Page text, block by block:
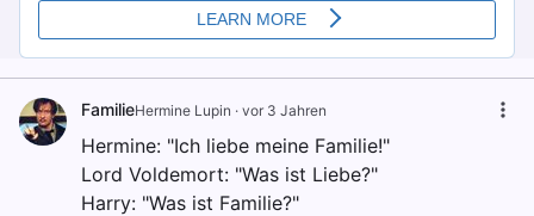
FamilieHermine Lupin · vor 3 Jahren
Hermine: "Ich liebe meine Familie!"
Lord Voldemort: "Was ist Liebe?"
Harry: "Was ist Familie?"